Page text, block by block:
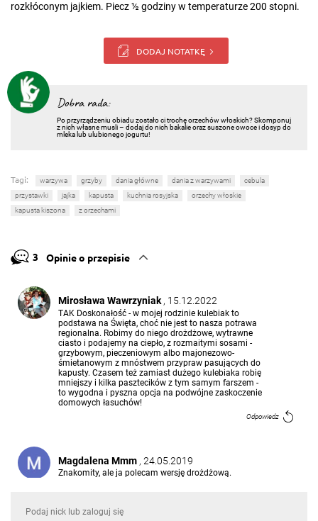
rozkłóconym jajkiem. Piecz ½ godziny w temperaturze 200 stopni.
DODAJ NOTATKĘ
Dobra rada:
Po przyrządzeniu obiadu zostało ci trochę orzechów włoskich? Skomponuj
z nich własne musli – dodaj do nich bakalie oraz suszone owoce i dosyp do
mleka lub ulubionego jogurtu!
Tagi: warzywa grzyby dania główne dania z warzywami
cebula
przystawki
jajka kapusta kuchnia rosyjska
orzechy włoskie
kapusta kiszona
z orzechami
3 Opinie o przepisie
Mirosława Wawrzyniak, 15.12.2022
TAK Doskonałość - w mojej rodzinie kulebiak to
podstawa na Święta, choć nie jest to nasza potrawa
regionalna. Robimy do niego drożdżowe, wytrawne
ciasto i podajemy na ciepło, z rozmaitymi sosami -
grzybowym, pieczeniowym albo majonezowo-
śmietanowym z mnóstwem przypraw pasujących do
kapusty. Czasem też zamiast dużego kulebiaka robię
mniejszy i kilka pasztecików z tym samym farszem -
to wygodna i pyszna opcja na podwójne zaskoczenie
domowych łasuchów!
Odpowiedz
Magdalena Mmm , 24.05.2019
Znakomity, ale ja polecam wersję drożdżową.